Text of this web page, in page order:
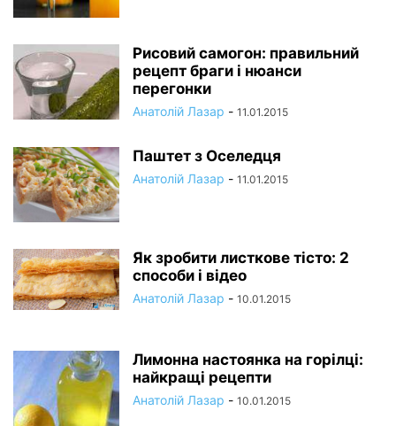
Рисовий самогон: правильний
рецепт браги і нюанси
перегонки
Анатолій Лазар - 11.01.2015
Паштет з Оселедця
Анатолій Лазар - 11.01.2015
Як зробити листкове тісто: 2
способи і відео
Анатолій Лазар - 10.01.2015
Лимонна настоянка на горілці:
найкращі рецепти
Анатолій Лазар - 10.01.2015